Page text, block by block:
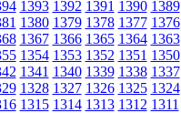
1393 1392 1391 1390 1389
1380 1379 1378 1377 1376
1367 1366 1365 1364 1363
1354 1353 1352 1351 1350
1341 1340 1339 1338 1337
1328 1327 1326 1325 1324
1315 1314 1313 1312 1311